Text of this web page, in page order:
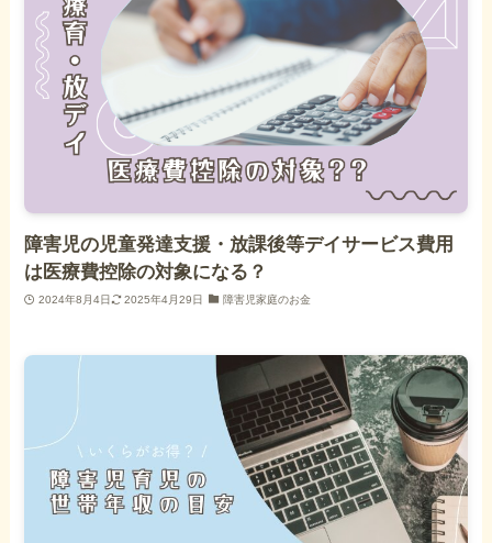
障害児の児童発達支援・放課後等デイサービス費用
は医療費控除の対象になる？
2024年8月4日 2025年4月29日 障害児家庭のお金